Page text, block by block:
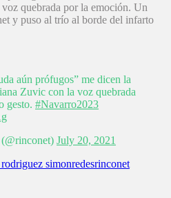
quebrada por la emoción. Un
y puso al trío al borde del infarto
aún prófugos” me dicen la
Zuvic con la voz quebrada
gesto. #Navarro2023
July 20, 2021
simonredesrinconet